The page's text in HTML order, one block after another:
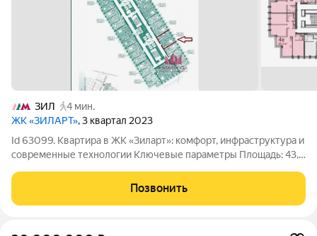
ЗИЛ
4 мин.
ЖК «ЗИЛАРТ», 3 квартал 2023
Id 63099. Квартира в ЖК «Зиларт»: комфорт, инфраструктура и
современные технологии Ключевые параметры Площадь: 43,6
Особенности квартиры В квартире выполнен качественный
ремонт с акцентом на
Позвонить